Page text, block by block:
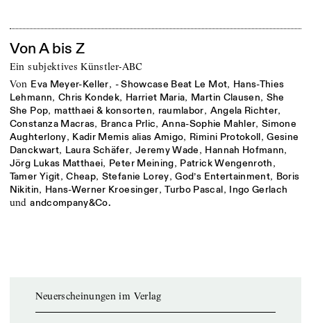
Von A bis Z
Ein subjektives Künstler-ABC
von Eva Meyer-Keller, - Showcase Beat Le Mot, Hans-Thies
Lehmann, Chris Kondek, Harriet Maria, Martin Clausen, She
She Pop, matthaei & konsorten, raumlabor, Angela Richter,
Constanza Macras, Branca Prlic, Anna-Sophie Mahler,Simone
Aughterlony, Kadir Memis alias Amigo, Rimini Protokoll,Gesine
Danckwart, Laura Schäfer, Jeremy Wade, Hannah Hofmann,
Jörg Lukas Matthaei, Peter Meining, Patrick Wengenroth,
Tamer Yigit,Cheap, Stefanie Lorey,God’s Entertainment, Boris
Nikitin, Hans-Werner Kroesinger,Turbo Pascal, Ingo Gerlach
und andcompany&Co.
Neuerscheinungen im Verlag